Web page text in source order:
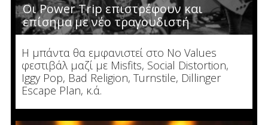
Οι Power Trip επιστρέφουν και
επίσημα με νέο τραγουδιστή
H μπάντα θα εμφανιστεί στο No Values
φεστιβάλ μαζί με Misfits, Social Distortion,
Iggy Pop, Bad Religion, Turnstile, Dillinger
Escape Plan, κ.ά.